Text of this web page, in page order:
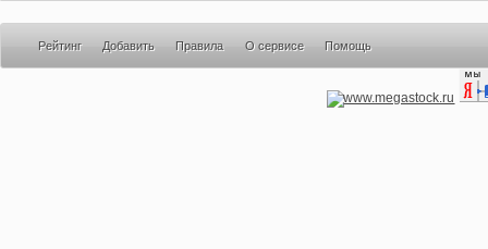
Рейтинг Добавить Правила О сервисе Помощь